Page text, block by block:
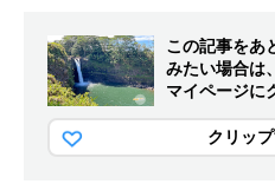
この記事をあ
みたい場合は、
マイページに
クリッ